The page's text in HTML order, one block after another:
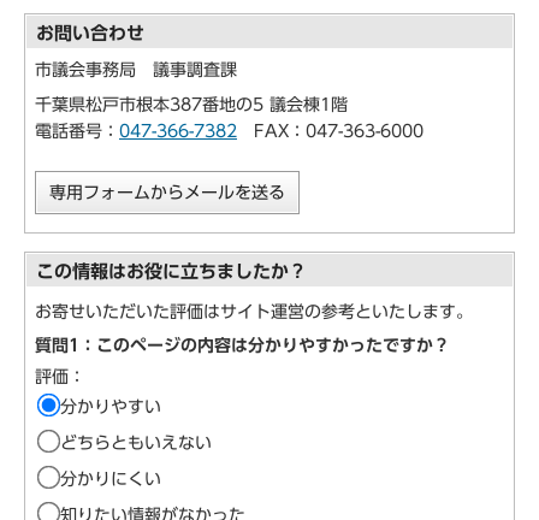
お問い合わせ
市議会事務局 議事調査課
千葉県松戸市根本387番地の5 議会棟1階
電話番号： 047-366-7382 FAX：047-363-6000
専用フォームからメールを送る
この情報はお役に立ちましたか？
お寄せいただいた評価はサイト運営の参考といたします。
質問1：このページの内容は分かりやすかったですか？
評価：
分かりやすい
どちらともいえない
分かりにくい
知りたい情報がなかった